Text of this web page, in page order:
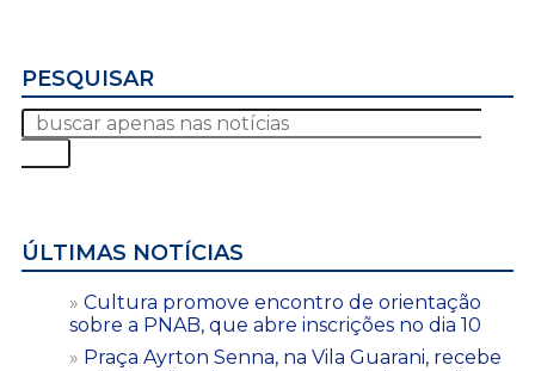
PESQUISAR
ÚLTIMAS NOTÍCIAS
Cultura promove encontro de orientação
sobre a PNAB, que abre inscrições no dia 10
Praça Ayrton Senna, na Vila Guarani, recebe